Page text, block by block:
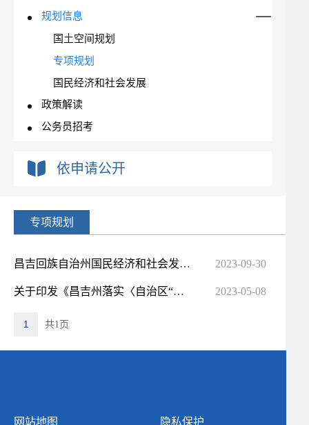
规划信息
国土空间规划
专项规划
国民经济和社会发展
政策解读
公务员招考
重大政策转载
政府工作报告
权责清单
行政许可和其他对外管理服务信息
依申请公开
专项规划
昌吉回族自治州国民经济和社会发展第十四个五年规划和2035年远景目标纲要 2023-09-30
关于印发《昌吉州落实〈自治区“十四五” 城乡社区服务体系建设规划〉 实施方案》的通知 2023-05-08
1 共1页
网站地图 隐私保护